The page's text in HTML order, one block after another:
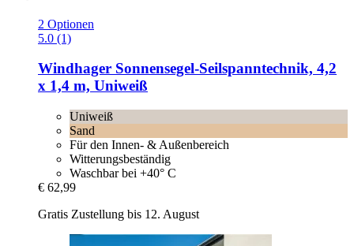
2 Optionen
5.0 (1)
Windhager Sonnensegel-​Seilspanntechnik, 4,2
x 1,4 m, Uniweiß
Uniweiß
Sand
Für den Innen- & Außenbereich
Witterungsbeständig
Waschbar bei +40° C
€ 62,99
Gratis Zustellung bis 12. August